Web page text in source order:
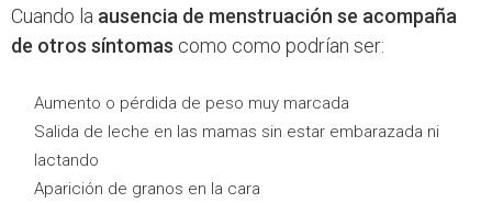
Cuando la ausencia de menstruación se acompaña
de otros síntomas como como podrían ser:
Aumento o pérdida de peso muy marcada
Salida de leche en las mamas sin estar embarazada ni
lactando
Aparición de granos en la cara